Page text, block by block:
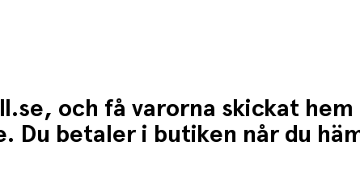
och få varorna skickat
Du betaler i butiken når du